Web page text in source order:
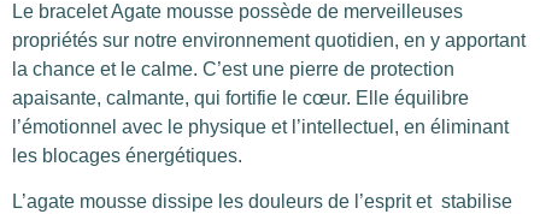
Le bracelet Agate mousse possède de merveilleuses
propriétés sur notre environnement quotidien, en y apportant
la chance et le calme. C’est une pierre de protection
apaisante, calmante, qui fortifie le cœur. Elle équilibre
l’émotionnel avec le physique et l’intellectuel, en éliminant
les blocages énergétiques.
L’agate mousse dissipe les douleurs de l’esprit et stabilise